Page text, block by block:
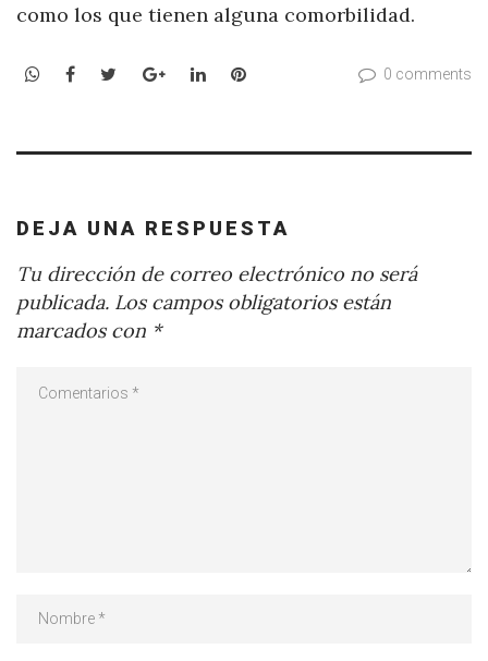
como los que tienen alguna comorbilidad.
WhatsApp
Facebook
TwitterGoogle+LinkedInPinterest 0 comments
DEJA UNA RESPUESTA
Tu dirección de correo electrónico no será
publicada. Los campos obligatorios están
marcados con *